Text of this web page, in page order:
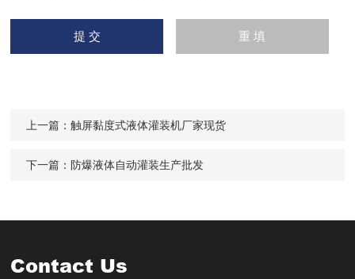
上一篇：触屏黏度式液体灌装机厂家现货
下一篇： 防爆液体自动灌装生产批发
Contact Us